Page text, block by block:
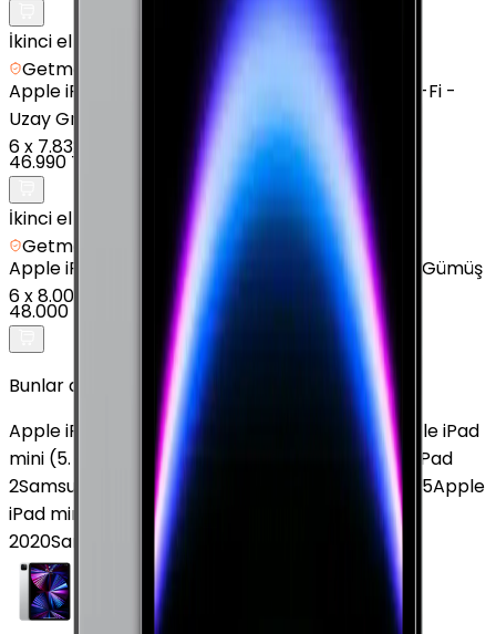
İkinci el
Getmobil Güvencesi
AppleiPad Air 13" (7. Nesil) - 256 GB - 13 inç - Wi-Fi -
Uzay Grisi
6x 7.832 TL
46.990 TL
İkinci el
Getmobil Güvencesi
AppleiPad Pro 11" (4. Nesil) - 128 GB - 11" - GPS - Gümüş
6x8.000 TL
48.000 TL
Bunlar da İlginizi Çekebilir
Apple iPad Air (2. Nesil) Apple iPad (10. Nesil)Apple iPad
mini (5. Nesil)
Huawei MatePad 11.5
Xiaomi Redmi Pad
2Samsung Galaxy Tab S8 Ultra Apple iPad Pro M5Apple
iPad mini (6. Nesil)Samsung Galaxy Tab A7
2020Samsung Galaxy Tab S10 FE Plus